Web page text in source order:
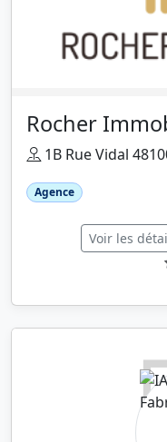
Rocher
1B Rue Vidal
Agence
Voir les